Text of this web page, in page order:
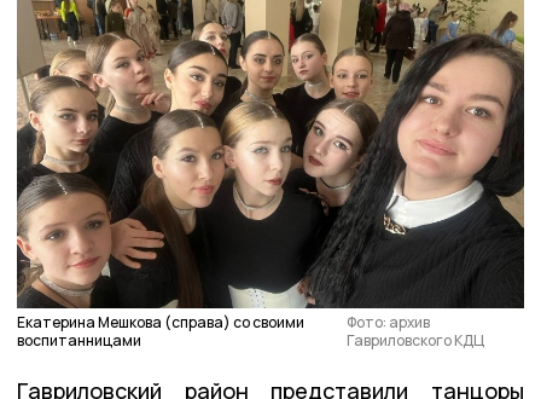
Екатерина Мешкова (справа) со своими
воспитанницами
Фото: архив
Гавриловского КДЦ
Гавриловский район представили танцоры